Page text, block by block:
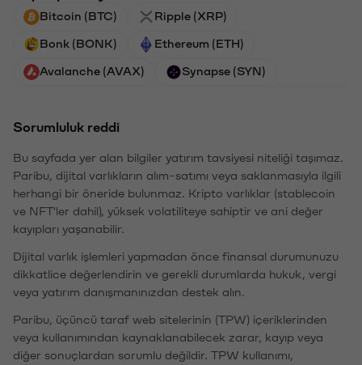
Bitcoin (BTC) Ripple (XRP)
Bonk (BONK) Ethereum (ETH)
Avalanche (AVAX) Synapse (SYN)
Sorumluluk reddi
Bu sayfada yer alan bilgiler yatırım tavsiyesi niteliği taşımaz.
Paribu, dijital varlıkların alım-satımı veya saklanmasıyla ilgili
herhangi bir öneride bulunmaz. Kripto varlıklar (stablecoin
ve NFT'ler dahil), yüksek volatiliteye sahiptir ve ani değer
kayıpları yaşanabilir.
Dijital varlık işlemleri yapmadan önce finansal durumunuzu
dikkatlice değerlendirin ve gerekli durumlarda hukuk, vergi
veya yatırım danışmanınızdan destek alın.
Paribu, üçüncü taraf web sitelerinin (TPW) içeriklerinden
veya kullanımından kaynaklanabilecek zarar, kayıp veya
diğer sonuçlardan sorumlu değildir. TPW kullanımı,